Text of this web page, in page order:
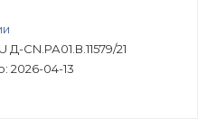
CN.РА01.В.11579/21
2026-04-13